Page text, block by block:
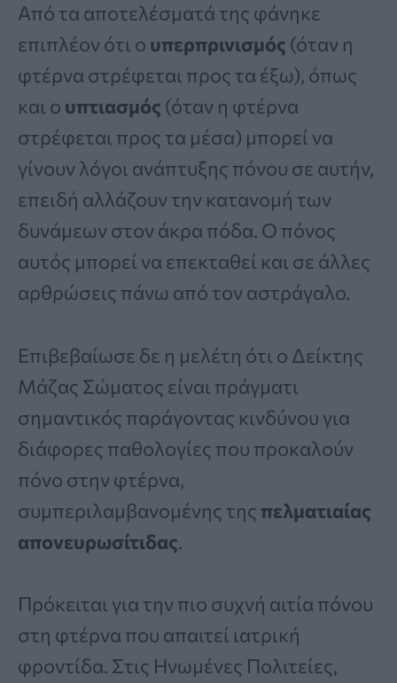
Από τα αποτελέσματά της φάνηκε
επιπλέον ότι ο υπερπρινισμός (όταν η
φτέρνα στρέφεται προς τα έξω), όπως
και ο υπτιασμός (όταν η φτέρνα
στρέφεται προς τα μέσα) μπορεί να
γίνουν λόγοι ανάπτυξης πόνου σε αυτήν,
επειδή αλλάζουν την κατανομή των
δυνάμεων στον άκρα πόδα. Ο πόνος
αυτός μπορεί να επεκταθεί και σε άλλες
αρθρώσεις πάνω από τον αστράγαλο.
Επιβεβαίωσε δε η μελέτη ότι ο Δείκτης
Μάζας Σώματος είναι πράγματι
σημαντικός παράγοντας κινδύνου για
διάφορες παθολογίες που προκαλούν
πόνο στην φτέρνα,
συμπεριλαμβανομένης της πελματιαίας
απονευρωσίτιδας.
Πρόκειται για την πιο συχνή αιτία πόνου
στη φτέρνα που απαιτεί ιατρική
φροντίδα. Στις Ηνωμένες Πολιτείες,